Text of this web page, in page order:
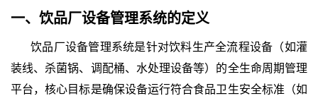
一、 饮品厂设备管理系统的定义
饮品厂设备管理系统是针对饮料生产全流程设备（如灌
装线、杀菌锅、调配桶、水处理设备等）的全生命周期管理
平台，核心目标是确保设备运行符合食品卫生安全标准（如